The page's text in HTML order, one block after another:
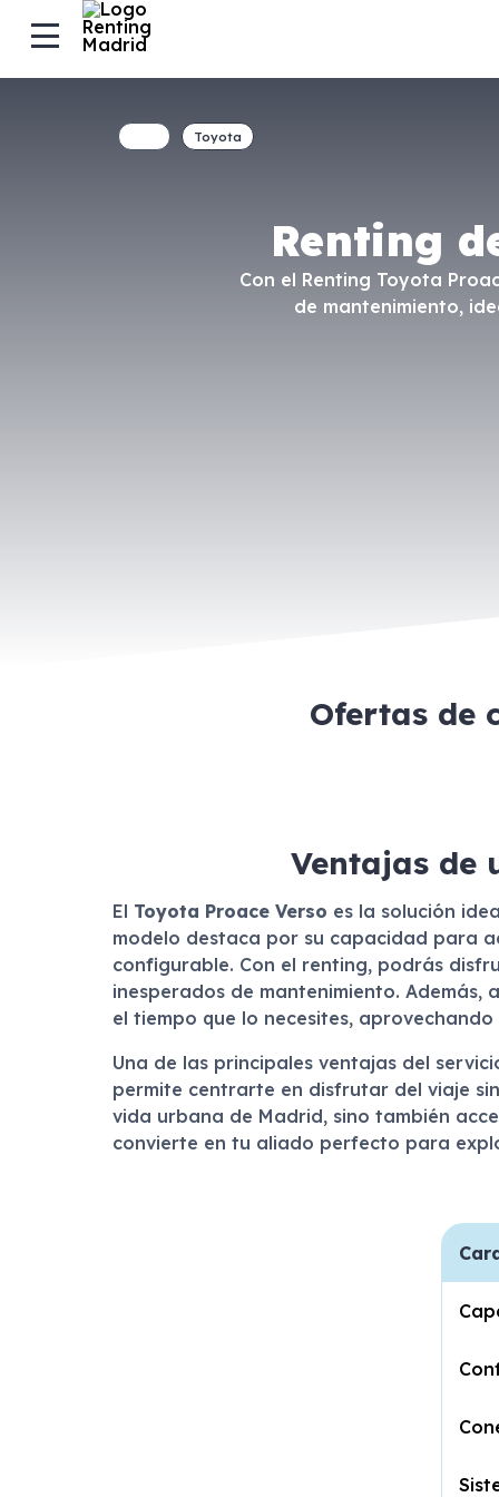
Renting
Con el Renting Toyota
de mantenimiento,
Toyota
Ofertas de
Ventajas de
El Toyota Proace Verso es la solución
modelo destaca por su capacidad para
configurable. Con el renting, podrás
inesperados de mantenimiento.
el tiempo que lo necesites,
Una de las principales ventajas del
permite centrarte en disfrutar del viaje
vida urbana de Madrid, sino también
convierte en tu aliado perfecto para